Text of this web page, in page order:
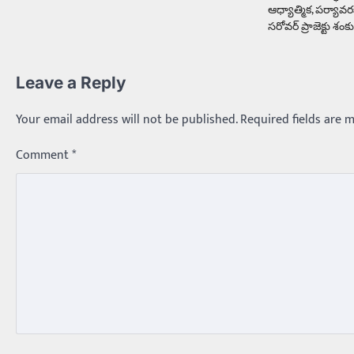
ఆధ్యాత్మిక‌,
సరోవ‌ర్ ప్రాజెక్టు
Leave a Reply
Your email address will not be published.Required fields are
Comment*